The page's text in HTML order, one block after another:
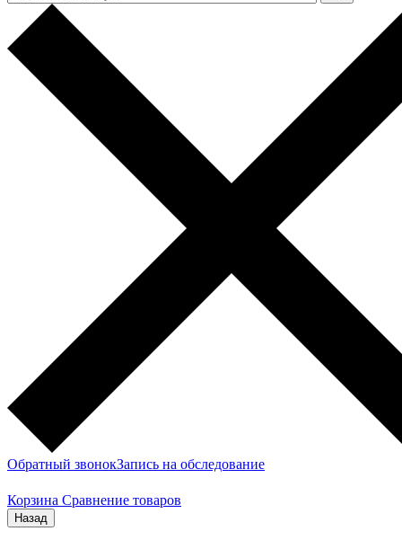
Обратный звонокЗапись на обследование
Корзина Сравнение товаров
Назад